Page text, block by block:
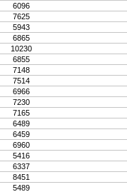
6096
7625
5943
6865
10230
6855
7148
7514
6966
7230
7165
6489
6459
6960
5416
6337
8451
5489